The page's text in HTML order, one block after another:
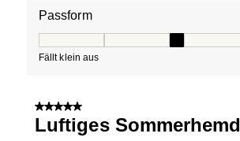
Passform
Fällt klein aus
5 von 5 Sternen.
Luftiges Sommerhemd